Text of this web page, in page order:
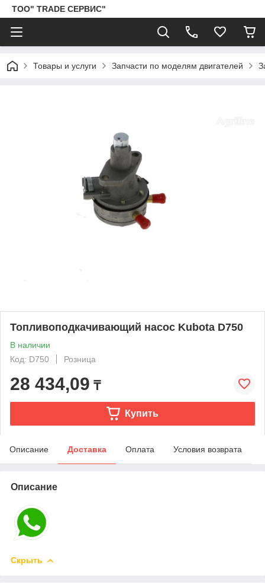
ТОО" TRADE СЕРВИС"
Товары и услуги Запчасти по моделям двигателей
Топливоподкачивающий насос Kubota D750
В наличии
Код: D750
Розница
28 434,09 ₸
Купить
Описание Доставка Оплата Условия возврата
Описание
Скрыть